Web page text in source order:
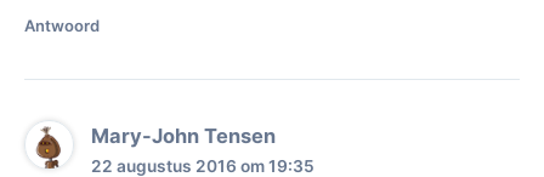
Antwoord
Mary-John Tensen
22 augustus 2016 om 19:35